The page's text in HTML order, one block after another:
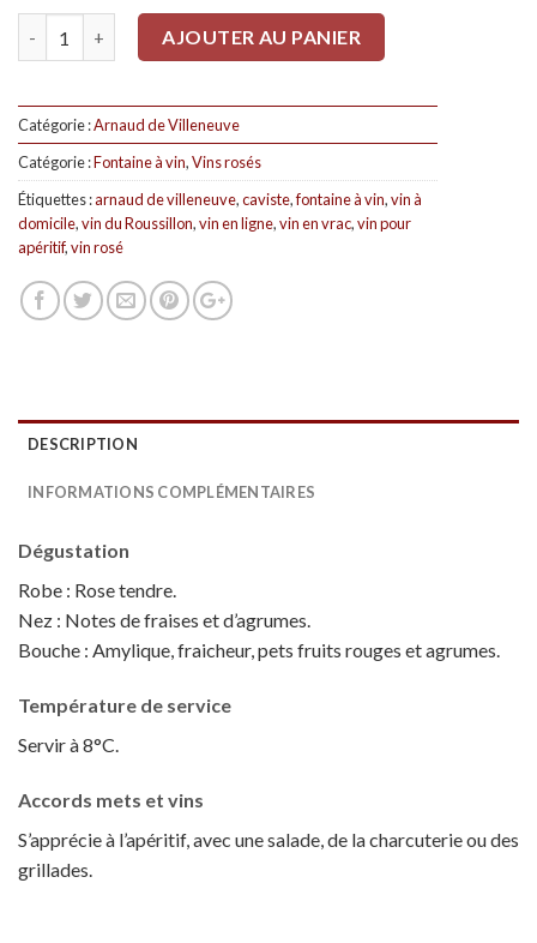
AJOUTER AU PANIER
Catégorie :Arnaud de Villeneuve
Catégorie :Fontaine à vin,Vins rosés
Étiquettes :arnaud de villeneuve,caviste,fontaine à vin,vin à
domicile,vin du Roussillon,vin en ligne,vin en vrac,vin pour
apéritif,vin rosé
DESCRIPTION
INFORMATIONS COMPLÉMENTAIRES
Dégustation
Robe : Rose tendre.
Nez : Notes de fraises et d’agrumes.
Bouche : Amylique, fraicheur, pets fruits rouges et agrumes.
Température de service
Servir à 8°C.
Accords mets et vins
S’apprécie à l’apéritif, avec une salade, de la charcuterie ou des
grillades.